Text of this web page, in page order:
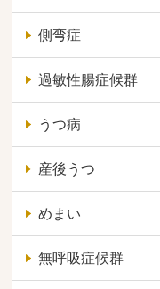
側弯症
過敏性腸症候群
うつ病
産後うつ
めまい
無呼吸症候群